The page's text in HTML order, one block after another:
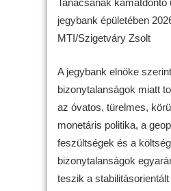
Tanácsának kamatdöntő
jegybank épületében
MTI/Szigetváry Zsolt
A jegybank elnöke
bizonytalanságok miatt
az óvatos, türelmes,
monetáris politika, a
feszültségek és a
bizonytalanságok
teszik a